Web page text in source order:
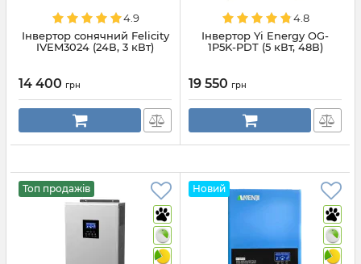
4.9
Інвертор сонячний Felicity
IVEM3024 (24В, 3 кВт)
14 400 грн
4.8
Інвертор Yi Energy OG-
1P5K-PDT (5 кВт, 48В)
19 550 грн
Топ продажів Новий